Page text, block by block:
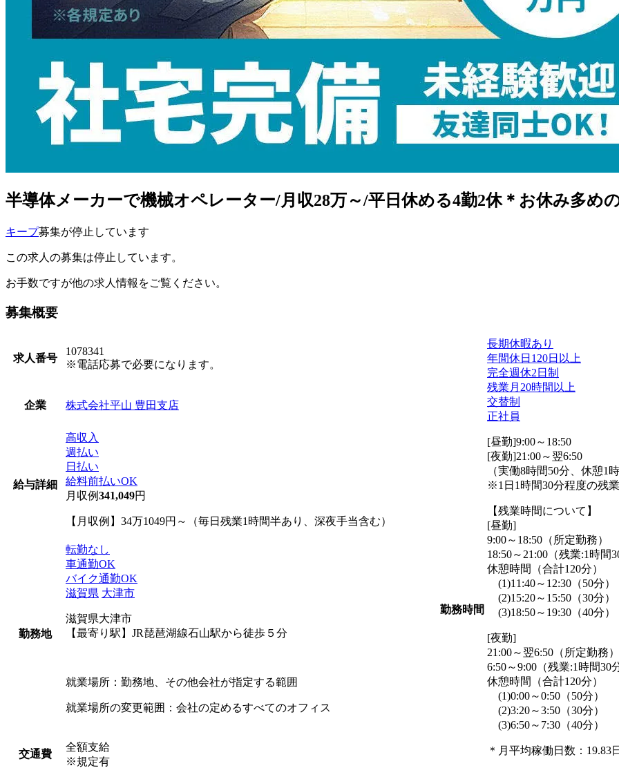
半導体メーカーで機械オペレーター/月収28万～/平日休める4勤2休＊お休み多め
キープ募集が停止しています
この求人の募集は停止しています。
お手数ですが他の求人情報をご覧ください。
募集概要
求人番号
1078341
※電話応募で必要になります。
企業 株式会社平山 豊田支店
給与詳細
高収入
週払い
日払い
給料前払いOK
月収例341,049円
【月収例】34万1049円～（毎日残業1時間半あり、深夜手当含む）
勤務地
転勤なし
車通勤OK
バイク通勤OK
滋賀県 大津市
滋賀県大津市
【最寄り駅】JR琵琶湖線石山駅から徒歩５分
就業場所：勤務地、その他会社が指定する範囲
就業場所の変更範囲：会社の定めるすべてのオフィス
交通費
全額支給
※規定有
勤務時間
長期休暇あり
年間休日120日以上
完全週休2日制
残業月20時間以上
交替制
正社員
[昼勤]9:00～18:50
[夜勤]21:00～翌6:50
（実働8時間50分、休憩1時
※1日1時間30分程度の残
【残業時間について】
[昼勤]
9:00～18:50（所定勤務）
18:50～21:00（残業:1時間
休憩時間（合計120分）
(1)11:40～12:30（50分）
(2)15:20～15:50（30分）
(3)18:50～19:30（40分）
[夜勤]
21:00～翌6:50（所定勤務）
6:50～9:00（残業:1時間30
休憩時間（合計120分）
(1)0:00～0:50（50分）
(2)3:20～3:50（30分）
(3)6:50～7:30（40分）
＊月平均稼働日数：19.83日